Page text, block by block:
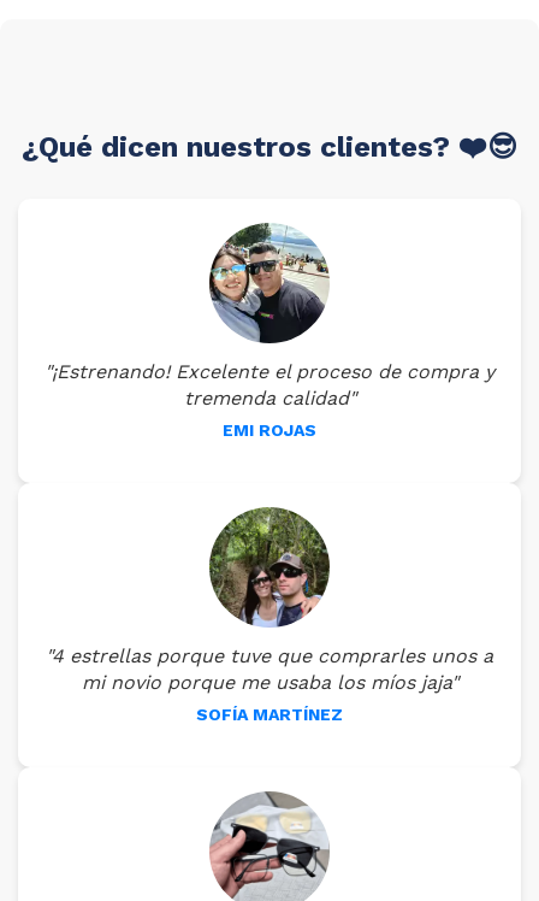
¿Qué dicen nuestros clientes? ❤️😎
"¡Estrenando! Excelente el proceso de compra y
tremenda calidad"
EMI ROJAS
"4 estrellas porque tuve que comprarles unos a
mi novio porque me usaba los míos jaja"
SOFÍA MARTÍNEZ